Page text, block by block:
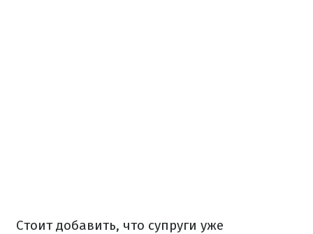
Стоит добавить, что супруги уже